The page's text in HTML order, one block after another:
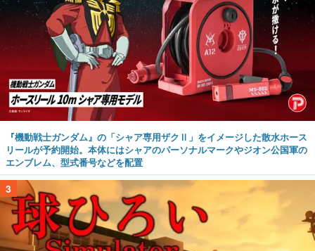
『機動戦士ガンダム』の「シャア専用ザクⅡ」をイメージした散水ホース
リールが予約開始。本体にはシャアのパーソナルマークやジオン公国軍の
エンブレム、型式番号などを配置
3